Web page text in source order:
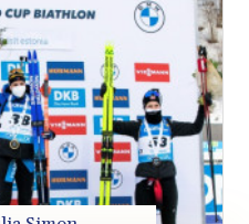
23848.391029
24.505606
10.10031
18.813304
38.130617
10.64899
4.038491
3.385657
54.966336
encore abattre